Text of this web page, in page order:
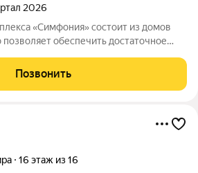
2026
«Симфония» состоит из домов
позволяет обеспечить достаточное
квартиры с уже готовой базовой
живите! ЖК
Позвонить
16 этаж из 16